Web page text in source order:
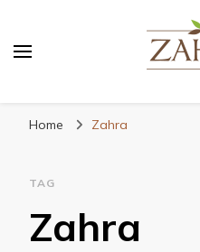
Home Zahra
TAG
Zahra